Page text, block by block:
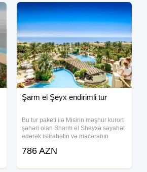
Şarm el Şeyx endirimli tur
Bu tur paketi ilə Misirin məşhur kurort
şəhəri olan Sharm el Sheyxə səyahət
edərək istirahətin və macəranın
daxil olan otellər müxtəlif
bir otel
786 AZN